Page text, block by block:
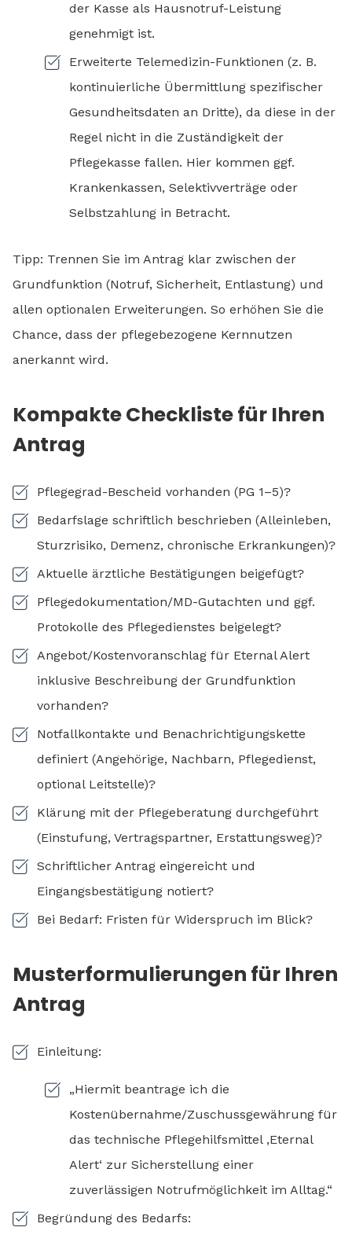
der Kasse als Hausnotruf-Leistung
genehmigt ist.
Erweiterte Telemedizin-Funktionen (z. B.
kontinuierliche Übermittlung spezifischer
Gesundheitsdaten an Dritte), da diese in der
Regel nicht in die Zuständigkeit der
Pflegekasse fallen. Hier kommen ggf.
Krankenkassen, Selektivverträge oder
Selbstzahlung in Betracht.
Tipp: Trennen Sie im Antrag klar zwischen der
Grundfunktion (Notruf, Sicherheit, Entlastung) und
allen optionalen Erweiterungen. So erhöhen Sie die
Chance, dass der pflegebezogene Kernnutzen
anerkannt wird.
Kompakte Checkliste für Ihren
Antrag
Pflegegrad-Bescheid vorhanden (PG 1–5)?
Bedarfslage schriftlich beschrieben (Alleinleben,
Sturzrisiko, Demenz, chronische Erkrankungen)?
Aktuelle ärztliche Bestätigungen beigefügt?
Pflegedokumentation/MD-Gutachten und ggf.
Protokolle des Pflegedienstes beigelegt?
Angebot/Kostenvoranschlag für Eternal Alert
inklusive Beschreibung der Grundfunktion
vorhanden?
Notfallkontakte und Benachrichtigungskette
definiert (Angehörige, Nachbarn, Pflegedienst,
optional Leitstelle)?
Klärung mit der Pflegeberatung durchgeführt
(Einstufung, Vertragspartner, Erstattungsweg)?
Schriftlicher Antrag eingereicht und
Eingangsbestätigung notiert?
Bei Bedarf: Fristen für Widerspruch im Blick?
Musterformulierungen für Ihren
Antrag
Einleitung:
„Hiermit beantrage ich die
Kostenübernahme/Zuschussgewährung für
das technische Pflegehilfsmittel ‚Eternal
Alert‘ zur Sicherstellung einer
zuverlässigen Notrufmöglichkeit im Alltag.“
Begründung des Bedarfs: